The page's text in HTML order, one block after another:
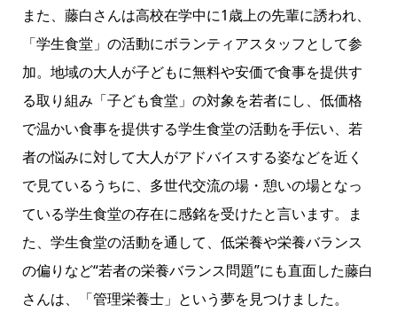
また、藤白さんは高校在学中に1歳上の先輩に誘われ、
「学生食堂」の活動にボランティアスタッフとして参
加。地域の大人が子どもに無料や安価で食事を提供す
る取り組み「子ども食堂」の対象を若者にし、低価格
で温かい食事を提供する学生食堂の活動を手伝い、若
者の悩みに対して大人がアドバイスする姿などを近く
で見ているうちに、多世代交流の場・憩いの場となっ
ている学生食堂の存在に感銘を受けたと言います。ま
た、学生食堂の活動を通して、低栄養や栄養バランス
の偏りなど“若者の栄養バランス問題”にも直面した藤白
さんは、「管理栄養士」という夢を見つけました。